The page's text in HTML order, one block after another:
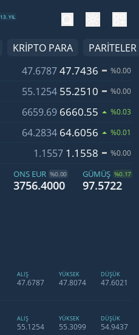
13. YIL
KRİPTO PARA
PARİTELER
47.678747.7436 %0.00
55.1254 55.2510 %0.00
6659.69 6660.55 %0.03
64.2834 64.6056 %0.01
1.1557 1.1558 %0.00
ALIŞ
47.6787
YÜKSEK
47.8074
DÜŞÜK
47.6021
ALIŞ
55.1254
YÜKSEK
55.3099
DÜŞÜK
54.9437
ONS EUR
3756.4000
%0.00 GÜMÜŞ
97.5722
%0.17